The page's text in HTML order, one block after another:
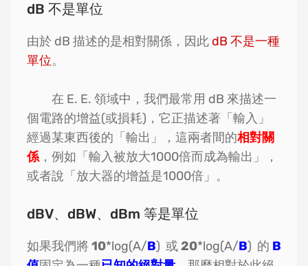
dB 不是單位
由於 dB 描述的是相對關係，因此dB 不是一種
單位。
在 E. E. 領域中，我們最常用 dB 來描述一
個電路的增益(或損耗)，它正描述著「輸入」
經過某東西後的「輸出」，這兩者間的相對關
係，例如「輸入被放大1000倍而成為輸出」，
或者說「放大器的增益是1000倍」。
dBV、dBW、dBm 等是單位
如果我們將10*log(A/B) 或20*log(A/B) 的 B